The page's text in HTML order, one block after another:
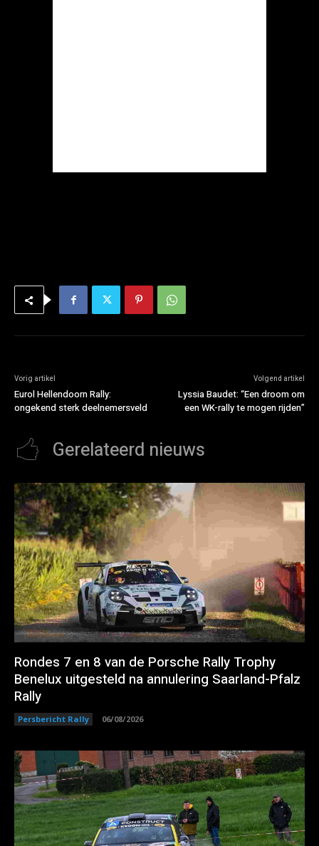
Vorig artikel
Eurol Hellendoorn Rally:
ongekend sterk deelnemersveld
Volgend artikel
Lyssia Baudet: “Een droom om
een WK-rally te mogen rijden”
Gerelateerd nieuws
Rondes 7 en 8 van de Porsche Rally Trophy
Benelux uitgesteld na annulering Saarland-Pfalz
Rally
Persbericht Rally 06/08/2026